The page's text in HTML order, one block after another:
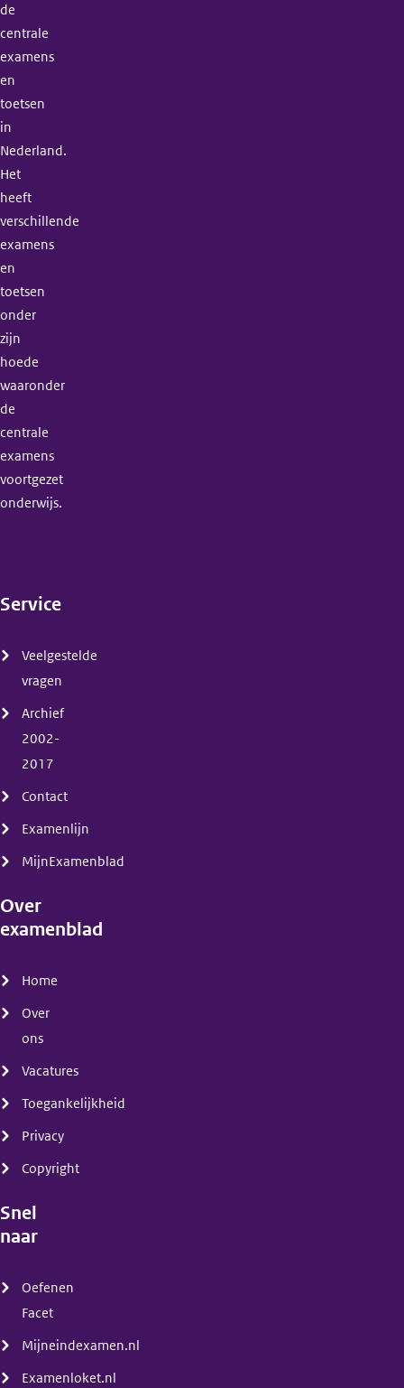
de
centrale
examens
en
toetsen
in
Nederland.
Het
heeft
verschillende
examens
en
toetsen
onder
zijn
hoede
waaronder
de
centrale
examens
voortgezet
onderwijs.
Service
Veelgestelde
vragen
Archief
2002-
2017
Contact
Examenlijn
MijnExamenblad
Over
examenblad
Home
Over
ons
Vacatures
Toegankelijkheid
Privacy
Copyright
Snel
naar
Oefenen
Facet
Mijneindexamen.nl
Examenloket.nl